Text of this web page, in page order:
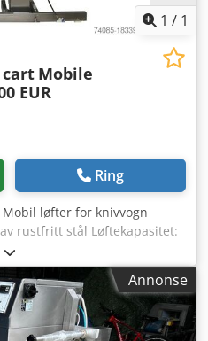
1 / 1
Mobile
EUR
Ring
Mobil løfter for knivvogn
rustfritt stål Løftekapasitet:
Elektrisk effekt: 0,75 kW
Annonse